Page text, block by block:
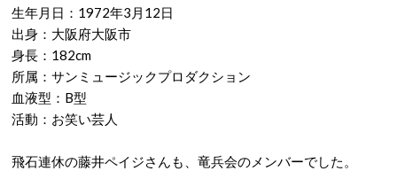
生年月日：1972年3月12日
出身：大阪府大阪市
身長：182cm
所属：サンミュージックプロダクション
血液型：B型
活動：お笑い芸人
飛石連休の藤井ペイジさんも、竜兵会のメンバーでした。